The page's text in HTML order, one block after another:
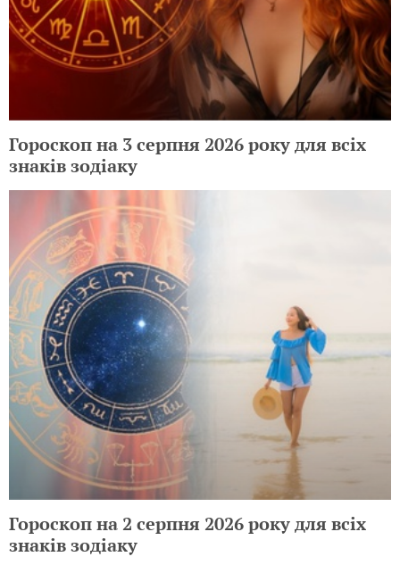
Гороскоп на 3 серпня 2026 року для всіх
знаків зодіаку
Гороскоп на 2 серпня 2026 року для всіх
знаків зодіаку